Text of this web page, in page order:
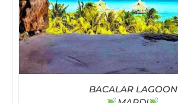
BACALAR LAGOON